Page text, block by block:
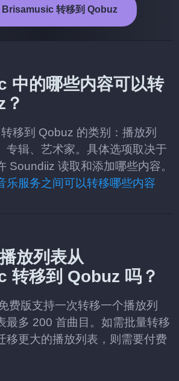
Brisamusic 转移到 Qobuz
中的哪些内容可以转
移到 Qobuz 的类别：播放列
专辑、艺术家。具体选项取决于
Soundiiz 读取和添加哪些内容。
乐服务之间可以转移哪些内容
放列表从
转移到 Qobuz 吗？
费版支持一次转移一个播放列
最多 200 首曲目。如需批量转移
移更大的播放列表，则需要付费